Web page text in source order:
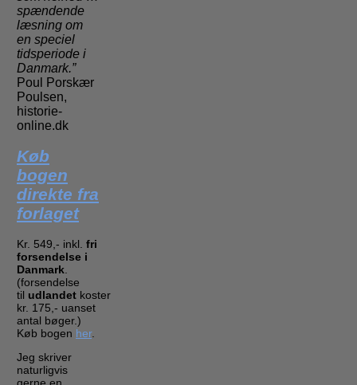
spændende
læsning om
en speciel
tidsperiode i
Danmark.”
Poul Porskær
Poulsen,
historie-
online.dk
Køb
bogen
direkte fra
forlaget
Kr. 549,- inkl. fri
forsendelse i
Danmark
(forsendelse
til udlandet koster
kr. 175,- uanset
antal bøger.)
Køb bogen her.
Jeg skriver
naturligvis
gerne en